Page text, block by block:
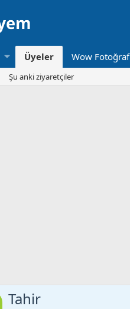
Üyeler Wow Fotoğraf
Şu anki ziyaretçiler
Tahir